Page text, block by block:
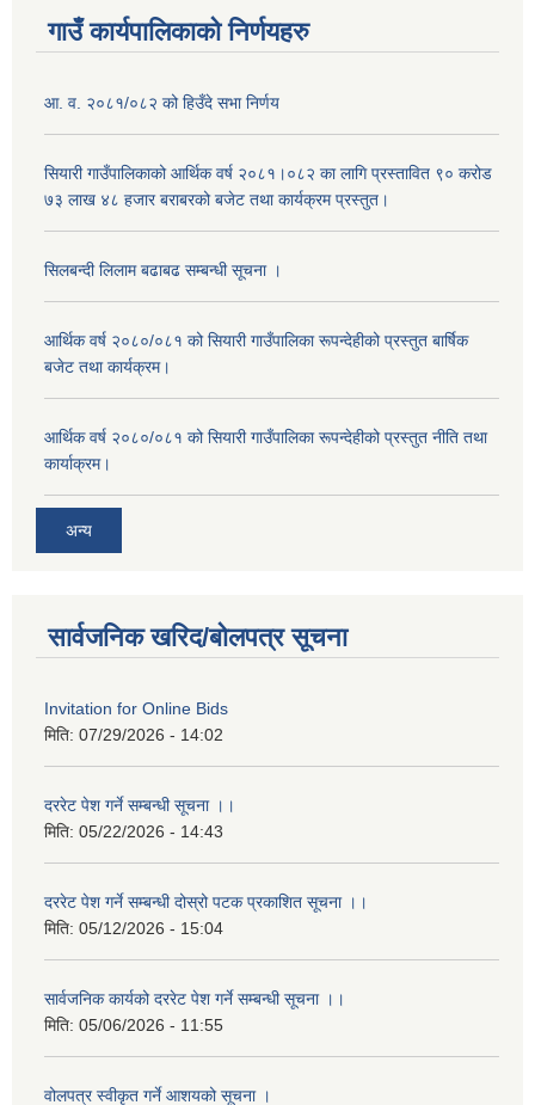
गाउँ कार्यपालिकाको निर्णयहरु
आ. व. २०८१/०८२ को हिउँदे सभा निर्णय
सियारी गाउँपालिकाको आर्थिक वर्ष २०८१।०८२ का लागि प्रस्तावित ९० करोड
७३ लाख ४८ हजार बराबरको बजेट तथा कार्यक्रम प्रस्तुत।
सिलबन्दी लिलाम बढाबढ सम्बन्धी सूचना ।
आर्थिक वर्ष २०८०/०८१ को सियारी गाउँपालिका रूपन्देहीको प्रस्तुत बार्षिक
बजेट तथा कार्यक्रम।
आर्थिक वर्ष २०८०/०८१ को सियारी गाउँपालिका रूपन्देहीको प्रस्तुत नीति तथा
कार्याक्रम।
अन्य
सार्वजनिक खरिद/बोलपत्र सूचना
Invitation for Online Bids
मिति: 07/29/2026 - 14:02
दररेट पेश गर्ने सम्बन्धी सूचना ।।
मिति: 05/22/2026 - 14:43
दररेट पेश गर्ने सम्बन्धी दोस्रो पटक प्रकाशित सूचना ।।
मिति: 05/12/2026 - 15:04
सार्वजनिक कार्यको दररेट पेश गर्ने सम्बन्धी सूचना ।।
मिति: 05/06/2026 - 11:55
वोलपत्र स्वीकृत गर्ने आशयको सूचना ।